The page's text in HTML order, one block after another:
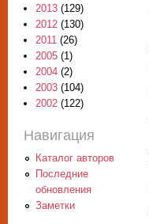
2013 (129)
2012 (130)
2011 (26)
2005 (1)
2004 (2)
2003 (104)
2002 (122)
Навигация
Каталог авторов
Последние
обновления
Заметки